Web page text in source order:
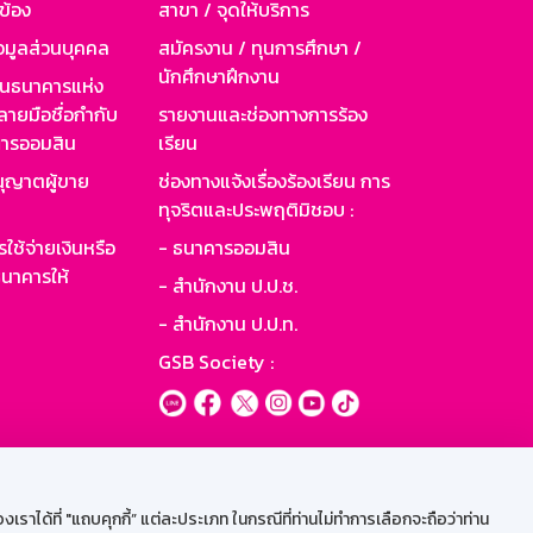
ได้ที่ "แถบคุกกี้” แต่ละประเภท ในกรณีที่ท่านไม่ทำการเลือกจะถือว่าท่าน
อง
มูลส่วนบุคคล
นาคารแห่ง
ายมือชื่อกำกับ
รออมสิน
ญาตผู้ขาย
ช้จ่ายเงินหรือ
คารให้
สาขา / จุดให้บริการ
สมัครงาน / ทุนการศึกษา /
นักศึกษาฝึกงาน
รายงานและช่องทางการร้อง
เรียน
ช่องทางแจ้งเรื่องร้องเรียน การ
ทุจริตและประพฤติมิชอบ :
- ธนาคารออมสิน
- สำนักงาน ป.ป.ช.
- สำนักงาน ป.ป.ท.
GSB Society :